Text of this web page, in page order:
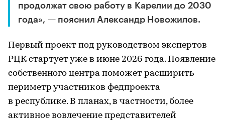
продолжат свою работу в Карелии до 2030
года», — пояснил Александр Новожилов.
Первый проект под руководством экспертов
РЦК стартует уже в июне 2026 года. Появление
собственного центра поможет расширить
периметр участников федпроекта
в республике. В планах, в частности, более
активное вовлечение представителей